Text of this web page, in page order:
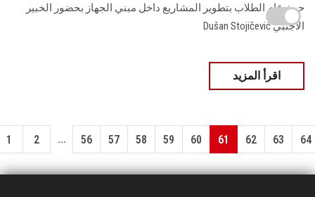
حيث قام الطلاب بتطوير المشاريع داخل مبني الجهاز بحضور الخبير
الأجنبي Dušan Stojičević
اقرأ المزيد
1 2 ... 56 57 58 59 60 61 62 63 64